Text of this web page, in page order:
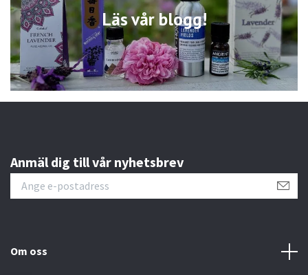
Läs vår blogg!
Anmäl dig till vår nyhetsbrev
Om oss